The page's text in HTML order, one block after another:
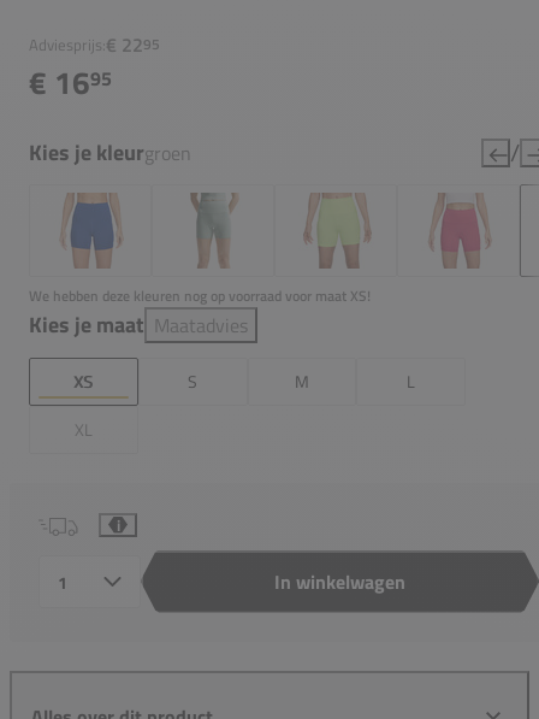
Adviesprijs:€ 2295
€ 1695
Kies je kleurgroen /
We hebben deze kleuren nog op voorraad voor maat XS!
Kies je maat Maatadvies
XS S M
L
XL
i
In winkelwagen